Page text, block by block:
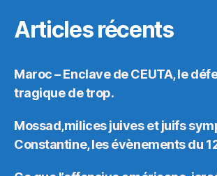
Articles récents
Maroc – Enclave de CEUTA, le
tragique de trop.
Mossad,milices juives et juifs
Constantine, les évènements du